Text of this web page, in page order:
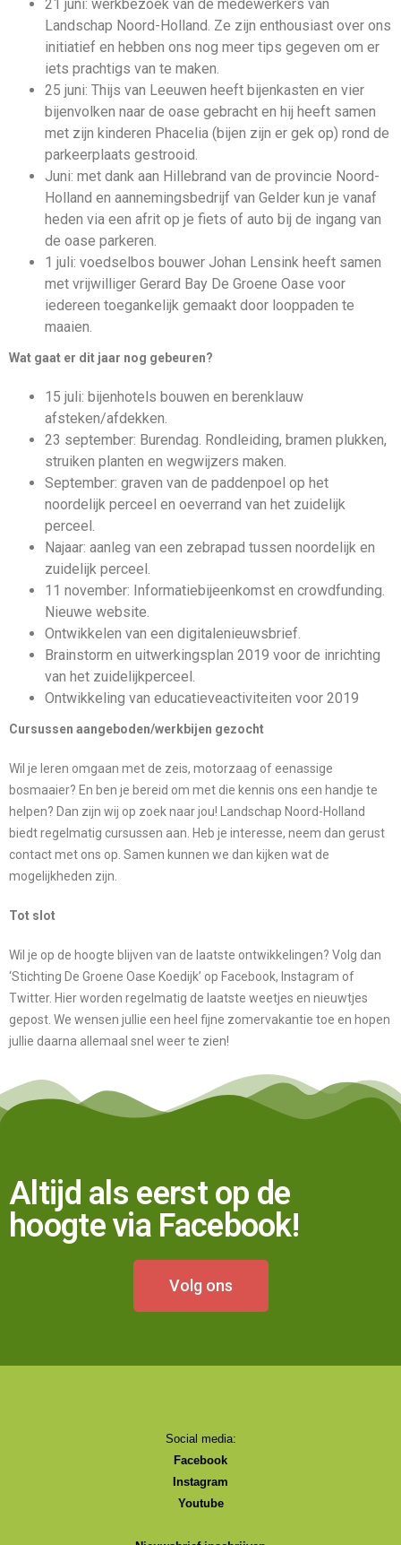
21 juni: werkbezoek van de medewerkers van
Landschap Noord-Holland. Ze zijn enthousiast over ons
initiatief en hebben ons nog meer tips gegeven om er
iets prachtigs van te maken.
25 juni: Thijs van Leeuwen heeft bijenkasten en vier
bijenvolken naar de oase gebracht en hij heeft samen
met zijn kinderen Phacelia (bijen zijn er gek op) rond de
parkeerplaats gestrooid.
Juni: met dank aan Hillebrand van de provincie Noord-
Holland en aannemingsbedrijf van Gelder kun je vanaf
heden via een afrit op je fiets of auto bij de ingang van
de oase parkeren.
1 juli: voedselbos bouwer Johan Lensink heeft samen
met vrijwilliger Gerard Bay De Groene Oase voor
iedereen toegankelijk gemaakt door looppaden te
maaien.
Wat gaat er dit jaar nog gebeuren?
15 juli: bijenhotels bouwen en berenklauw
afsteken/afdekken.
23 september: Burendag. Rondleiding, bramen plukken,
struiken planten en wegwijzers maken.
September: graven van de paddenpoel op het
noordelijk perceel en oeverrand van het zuidelijk
perceel.
Najaar: aanleg van een zebrapad tussen noordelijk en
zuidelijk perceel.
11 november: Informatiebijeenkomst en crowdfunding.
Nieuwe website.
Ontwikkelen van een digitalenieuwsbrief.
Brainstorm en uitwerkingsplan 2019 voor de inrichting
van het zuidelijkperceel.
Ontwikkeling van educatieveactiviteiten voor 2019
Cursussen aangeboden/werkbijen gezocht
Wil je leren omgaan met de zeis, motorzaag of eenassige
bosmaaier? En ben je bereid om met die kennis ons een handje te
helpen? Dan zijn wij op zoek naar jou! Landschap Noord-Holland
biedt regelmatig cursussen aan. Heb je interesse, neem dan gerust
contact met ons op. Samen kunnen we dan kijken wat de
mogelijkheden zijn.
Tot slot
Wil je op de hoogte blijven van de laatste ontwikkelingen? Volg dan
‘Stichting De Groene Oase Koedijk’ op Facebook, Instagram of
Twitter. Hier worden regelmatig de laatste weetjes en nieuwtjes
gepost. We wensen jullie een heel fijne zomervakantie toe en hopen
jullie daarna allemaal snel weer te zien!
Altijd als eerst op de
hoogte via Facebook!
Volg ons
Social media:
Facebook
Instagram
Youtube